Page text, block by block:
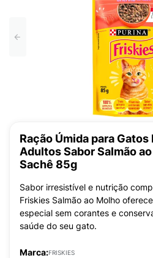
Ração Úmida para
Adultos Sabor Salmão
Sachê 85g
Sabor irresistível e nutrição
Friskies Salmão ao Molho
especial sem corantes e
saúde do seu gato.
Marca:FRISKIES